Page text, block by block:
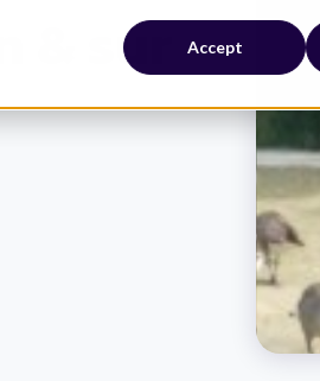
Accept
& sur